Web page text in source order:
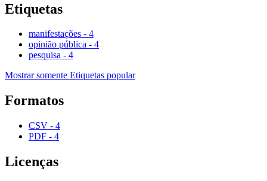
Etiquetas
manifestações - 4
opinião pública - 4
pesquisa - 4
Mostrar somente Etiquetas popular
Formatos
CSV - 4
PDF - 4
Licenças